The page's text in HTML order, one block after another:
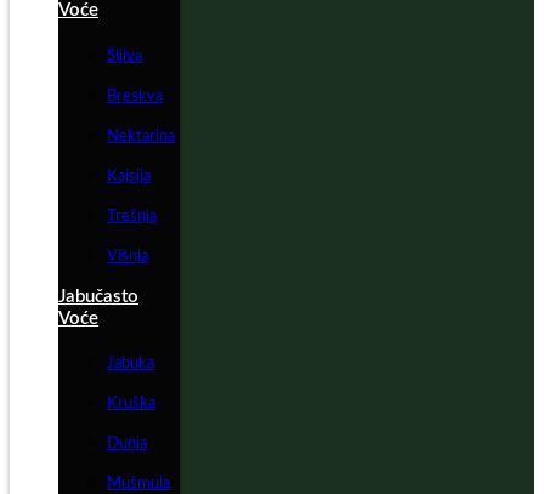
Voće
Šljiva
Breskva
Nektarina
Kajsija
Trešnja
Višnja
Jabučasto
Voće
Jabuka
Kruška
Dunja
Mušmula